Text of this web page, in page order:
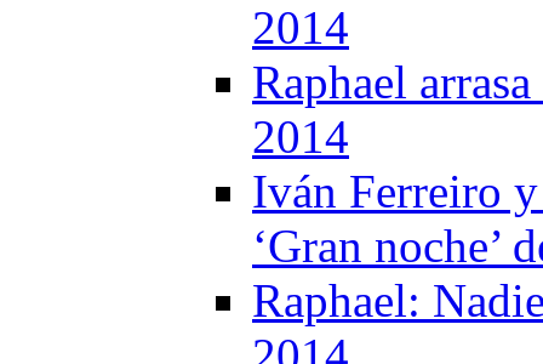
2014
Raphael
2014
Iván Ferreiro
‘Gran noche’
Raphael: